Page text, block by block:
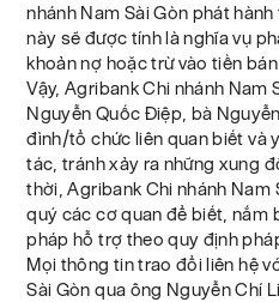
nhánh Nam Sài Gòn phát
này sẽ được tính là nghĩa vụ
khoản nợ hoặc trừ vào tiền
Vậy, Agribank Chi nhánh Nam
Nguyễn Quốc Điệp, bà
đình/tổ chức liên quan biết và
tác, tránh xảy ra những xung
thời, Agribank Chi nhánh
quý các cơ quan để biết, nắm
pháp hỗ trợ theo quy định
Mọi thông tin trao đổi liên hệ
Sài Gòn qua ông Nguyễn Chí